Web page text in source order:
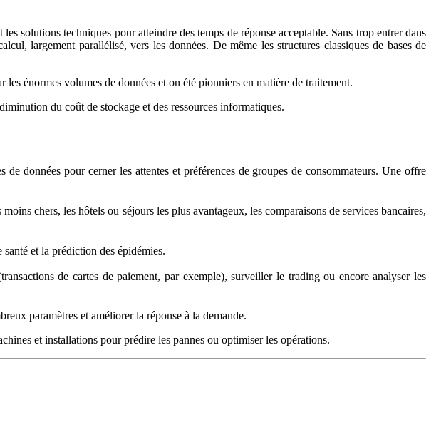
solutions techniques pour atteindre des temps de réponse acceptable. Sans trop entrer dans
largement parallélisé, vers les données. De même les structures classiques de bases de
énormes volumes de données et on été pionniers en matière de traitement.
du coût de stockage et des ressources informatiques.
données pour cerner les attentes et préférences de groupes de consommateurs. Une offre
chers, les hôtels ou séjours les plus avantageux, les comparaisons de services bancaires,
et la prédiction des épidémies.
de cartes de paiement, par exemple), surveiller le trading ou encore analyser les
paramètres et améliorer la réponse à la demande.
et installations pour prédire les pannes ou optimiser les opérations.